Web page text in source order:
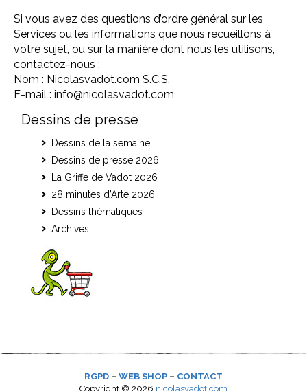
Si vous avez des questions d’ordre général sur les
Services ou les informations que nous recueillons à
votre sujet, ou sur la manière dont nous les utilisons,
contactez-nous :
Nom : Nicolasvadot.com S.C.S.
E-mail : info@nicolasvadot.com
Dessins de presse
Dessins de la semaine
Dessins de presse 2026
La Griffe de Vadot 2026
28 minutes d’Arte 2026
Dessins thématiques
Archives
RGPD – WEB SHOP – CONTACT
Copyright © 2026 nicolasvadot.com